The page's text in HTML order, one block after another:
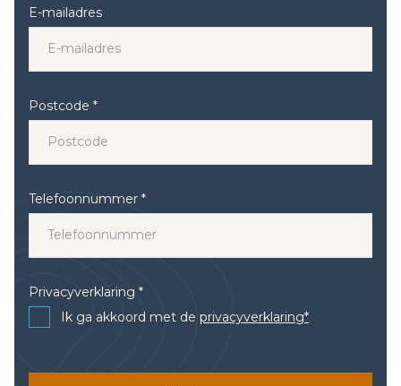
E-mailadres
Postcode *
Telefoonnummer *
Privacyverklaring *
Ik ga akkoord met de privacyverklaring*